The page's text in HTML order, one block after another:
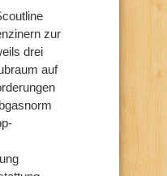
zur
drei
auf